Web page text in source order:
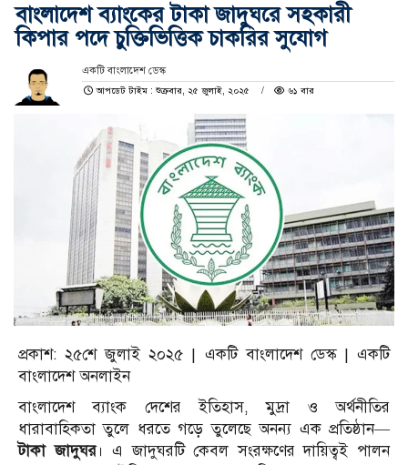
বাংলাদেশ ব্যাংকের টাকা জাদুঘরে সহকারী
কিপার পদে চুক্তিভিত্তিক চাকরির সুযোগ
একটি বাংলাদেশ ডেস্ক
আপডেট টাইম : শুক্রবার, ২৫ জুলাই, ২০২৫
৬১ বার
প্রকাশ: ২৫শে জুলাই ২০২৫ | একটি বাংলাদেশ ডেস্ক | একটি
বাংলাদেশ অনলাইন
বাংলাদেশ ব্যাংক দেশের ইতিহাস, মুদ্রা ও অর্থনীতির
ধারাবাহিকতা তুলে ধরতে গড়ে তুলেছে অনন্য এক প্রতিষ্ঠান—
টাকা জাদুঘর। এ জাদুঘরটি কেবল সংরক্ষণের দায়িত্বই পালন